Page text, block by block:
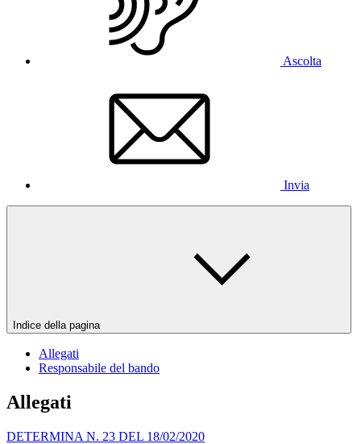
Ascolta
Invia
Indice della pagina
Allegati
Responsabile del bando
Allegati
DETERMINA N. 23 DEL 18/02/2020